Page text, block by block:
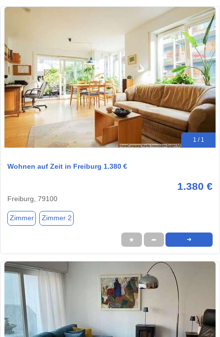
1 / 1
Wohnen auf Zeit in Freiburg 1.380 €
1.380 €
Freiburg, 79100
Zimmer Zimmer 2
★ ➦ ➜